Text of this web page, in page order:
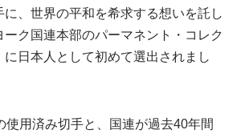
、世界の平和を希求する想いを託し
ク国連本部のパーマネント・コレク
に日本人として初めて選出されまし
使用済み切手と、国連が過去40年間